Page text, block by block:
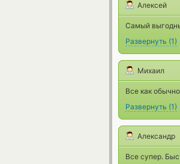
Алексей
Самый
Развернуть (1)
Михаил
Все как
Развернуть (1)
Александр
Все супер.